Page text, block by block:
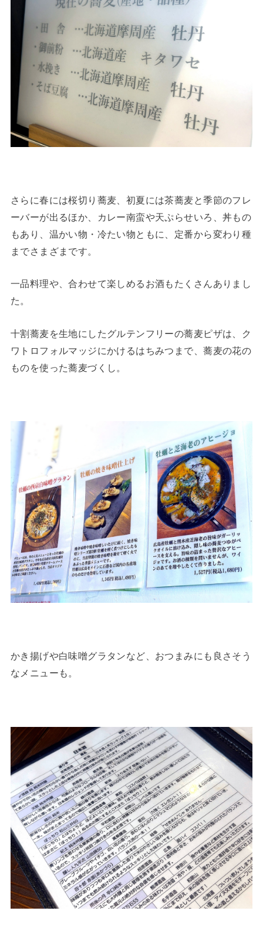
さらに春には桜切り蕎麦、初夏には茶蕎麦と季節のフレ
ーバーが出るほか、カレー南蛮や天ぷらせいろ、丼もの
もあり、温かい物・冷たい物ともに、定番から変わり種
までさまざまです。
一品料理や、合わせて楽しめるお酒もたくさんありまし
た。
十割蕎麦を生地にしたグルテンフリーの蕎麦ピザは、ク
ワトロフォルマッジにかけるはちみつまで、蕎麦の花の
ものを使った蕎麦づくし。
かき揚げや白味噌グラタンなど、おつまみにも良さそう
なメニューも。